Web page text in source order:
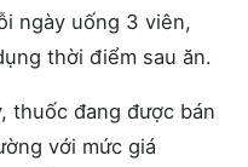
ngày uống 3 viên,
thời điểm sau ăn.
thuốc đang được bán
với mức giá